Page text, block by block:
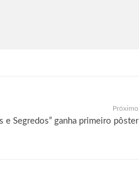
Próximo
e Segredos” ganha primeiro pôster